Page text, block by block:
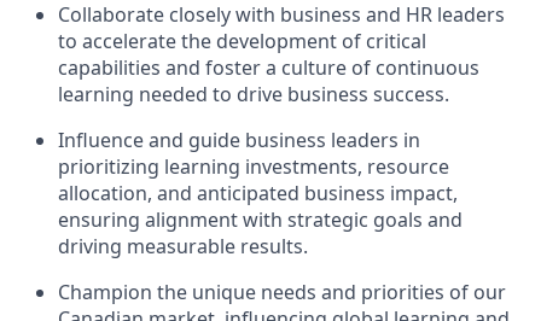
Collaborate closely with business and HR leaders
to accelerate the development of critical
capabilities and foster a culture of continuous
learning needed to drive business success.
Influence and guide business leaders in
prioritizing learning investments, resource
allocation, and anticipated business impact,
ensuring alignment with strategic goals and
driving measurable results.
Champion the unique needs and priorities of our